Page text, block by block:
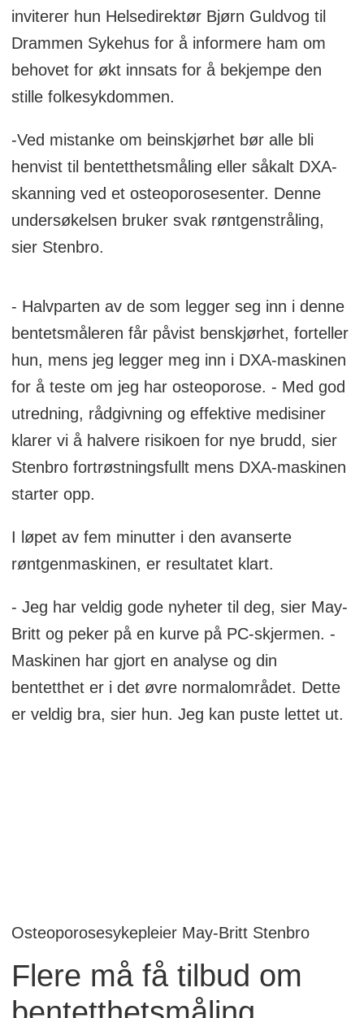
inviterer hun Helsedirektør Bjørn Guldvog til
Drammen Sykehus for å informere ham om
behovet for økt innsats for å bekjempe den
stille folkesykdommen.
-Ved mistanke om beinskjørhet bør alle bli
henvist til bentetthetsmåling eller såkalt DXA-
skanning ved et osteoporosesenter. Denne
undersøkelsen bruker svak røntgenstråling,
sier Stenbro.
- Halvparten av de som legger seg inn i denne
bentetsmåleren får påvist benskjørhet, forteller
hun, mens jeg legger meg inn i DXA-maskinen
for å teste om jeg har osteoporose. - Med god
utredning, rådgivning og effektive medisiner
klarer vi å halvere risikoen for nye brudd, sier
Stenbro fortrøstningsfullt mens DXA-maskinen
starter opp.
I løpet av fem minutter i den avanserte
røntgenmaskinen, er resultatet klart.
- Jeg har veldig gode nyheter til deg, sier May-
Britt og peker på en kurve på PC-skjermen. -
Maskinen har gjort en analyse og din
bentetthet er i det øvre normalområdet. Dette
er veldig bra, sier hun. Jeg kan puste lettet ut.
Osteoporosesykepleier May-Britt Stenbro
Flere må få tilbud om